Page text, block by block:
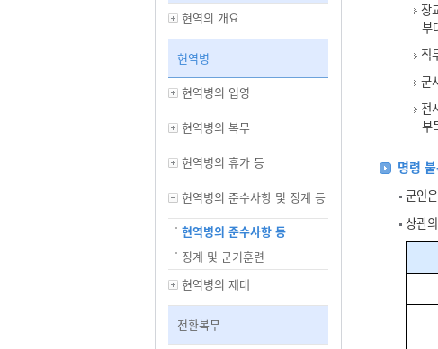
현역의 개요
현역병
현역병의 입영
현역병의 복무
현역병의 휴가 등
현역병의 준수사항 및 징계 등
현역병의 준수사항 등
징계 및 군기훈련
현역병의 제대
전환복무
장
부
직
군
전
부
명령
군인
상관